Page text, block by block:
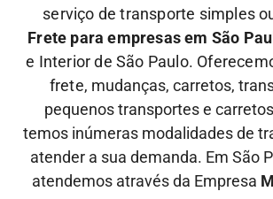
serviço de transporte simples
Frete para empresas em São
e Interior de São Paulo.
frete, mudanças, carretos,
pequenos transportes e
temos inúmeras modalidades de
atender a sua demanda. Em São
atendemos através da Empresa